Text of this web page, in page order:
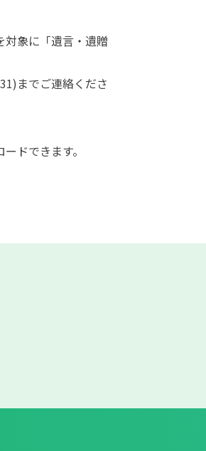
象に「遺言・遺贈
までご連絡くださ
ドできます。